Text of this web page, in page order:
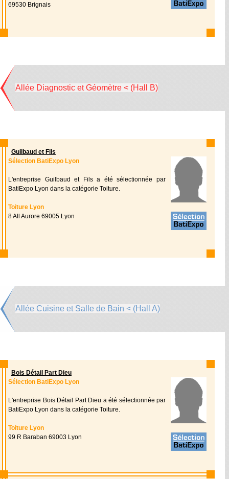
69530 Brignais
Allée Diagnostic et Géomètre < (Hall B)
Guilbaud et Fils
Sélection BatiExpo Lyon
L'entreprise Guilbaud et Fils a été sélectionnée par
BatiExpo Lyon dans la catégorie Toiture.
Toiture Lyon
8 All Aurore 69005 Lyon
Allée Cuisine et Salle de Bain < (Hall A)
Bois Détail Part Dieu
Sélection BatiExpo Lyon
L'entreprise Bois Détail Part Dieu a été sélectionnée par
BatiExpo Lyon dans la catégorie Toiture.
Toiture Lyon
99 R Baraban 69003 Lyon